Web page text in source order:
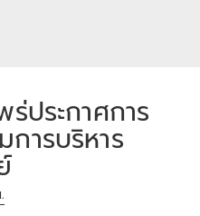
ประกาศการ
ารบริหาร